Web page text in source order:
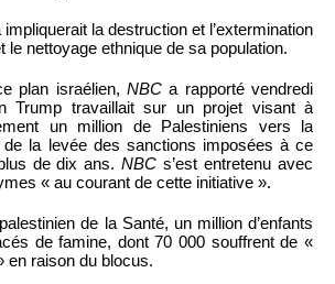
la destruction et l’extermination
le nettoyage ethnique de sa population.
plan israélien, NBCa rapporté vendredi
Trump travaillait sur un projet visant à
un million de Palestiniens vers la
de la levée des sanctions imposées à ce
de dix ans.NBC s’est entretenu avec
« au courant de cette initiative ».
de la Santé, un million d’enfants
de famine, dont 70 000 souffrent de «
en raison du blocus.